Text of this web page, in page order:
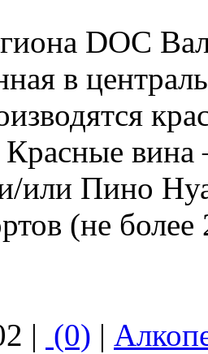
DOC
в
Красные
или Пино
(не
| (0) |